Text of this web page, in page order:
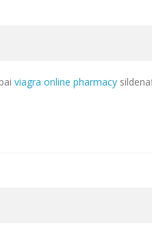
viagra online pharmacy